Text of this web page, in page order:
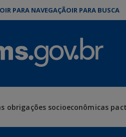
IR PARA NAVEGAÇÃOIR PARA BUSCA